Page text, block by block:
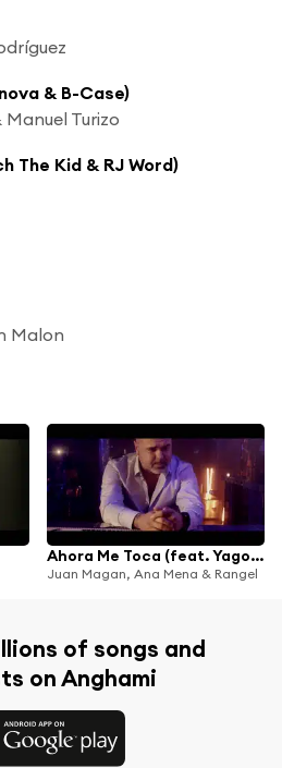
& B-Case)
Turizo
The Kid & RJ Word)
Malon
Ahora Me Toca (feat. Yago Roche)
Juan Magan, Ana Mena & Rangel
of songs and
on Anghami